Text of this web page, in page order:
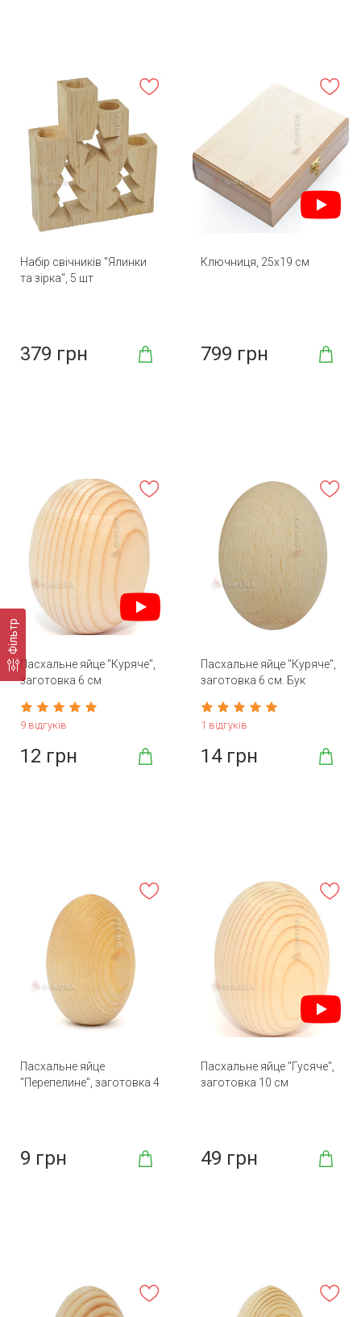
Фільтр
Набір свічників "Ялинки
та зірка", 5 шт
379 грн
Ключниця, 25х19 см
799 грн
Пасхальне яйце "Куряче",
заготовка 6 см
9 відгуків
12 грн
Пасхальне яйце "Куряче",
заготовка 6 см. Бук
1 відгуків
14 грн
Пасхальне яйце
"Перепелине", заготовка 4
9 грн
Пасхальне яйце "Гусяче",
заготовка 10 см
49 грн